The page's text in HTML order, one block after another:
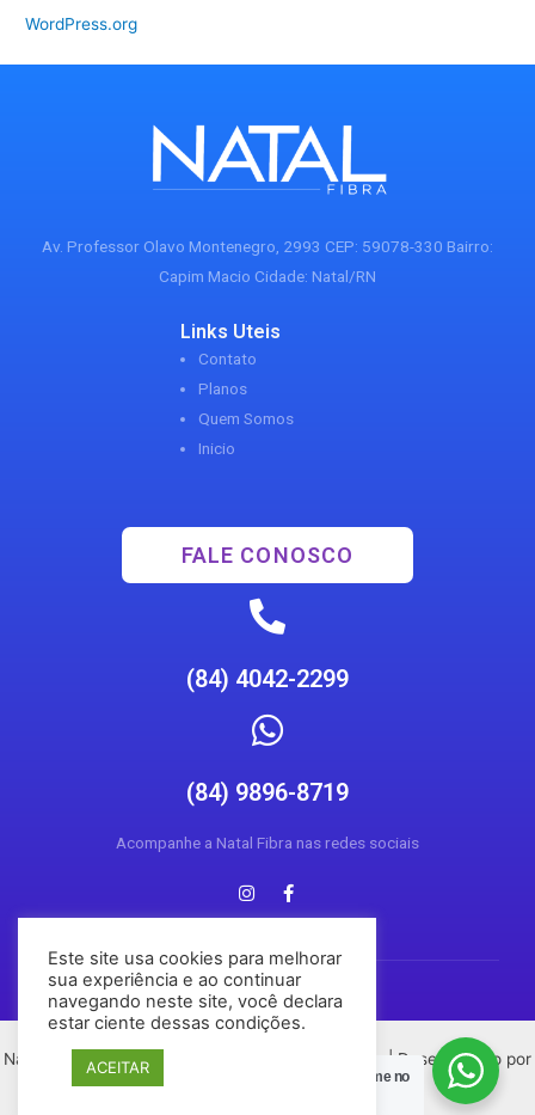
WordPress.org
Av. Professor Olavo Montenegro, 2993 CEP: 59078-330 Bairro:
Capim Macio Cidade: Natal/RN
Links Uteis
Contato
Planos
Quem Somos
Inicio
FALE CONOSCO
(84) 4042-2299
(84) 9896-8719
Acompanhe a Natal Fibra nas redes sociais
Natal Fibra © 2026 Todos os direitos reservados | Desenvolvido por
Este site usa cookies para melhorar
sua experiência e ao continuar
navegando neste site, você declara
estar ciente dessas condições.
ACEITAR
Chame no